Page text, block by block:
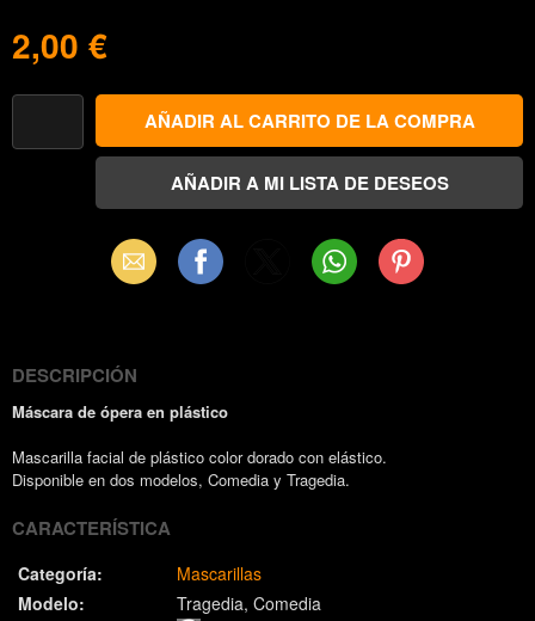
2,00 €
Email Facebook WhatsAppPinterest
DESCRIPCIÓN
Máscara de ópera en plástico
Mascarilla facial de plástico color dorado con elástico.
Disponible en dos modelos, Comedia y Tragedia.
CARACTERÍSTICA
Categoría:
Mascarillas
Modelo:
Tragedia Comedia